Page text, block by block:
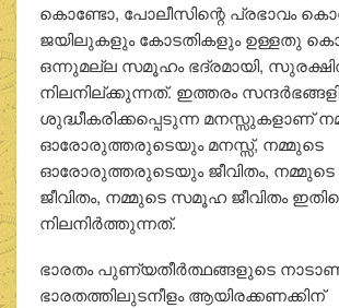
കൊണ്ടോ, പോലീസിന്റെ പ്രഭാവം
ജയിലുകളും കോടതികളും ഉള്ളതു
ഒന്നുമല്ല സമൂഹം ഭദ്രമായി,
നിലനില്ക്കുന്നത്. ഇത്തരം
ശുദ്ധീകരിക്കപ്പെടുന്ന മനസ്സുകളാണ്
ഓരോരുത്തരുടെയും മനസ്സ്, നമ്മുടെ
ഓരോരുത്തരുടെയും ജീവിതം,
ജീവിതം, നമ്മുടെ സമൂഹ ജീവിതം
നിലനിര്‍ത്തുന്നത്.
ഭാരതം പുണ്യതീര്‍ത്ഥങ്ങളുടെ
ഭാരതത്തിലുടനീളം ആയിരക്കണക്കിന്